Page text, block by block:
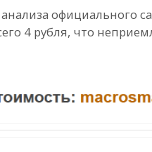
официального
4 рубля, что